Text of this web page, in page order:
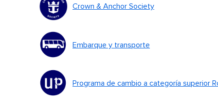
Crown & Anchor Society
Embarque y transporte
Programa de cambio a categoría superior